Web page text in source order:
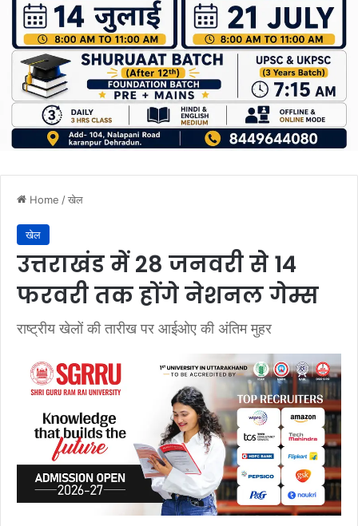
Home /खेल
खेल
उत्तराखंड में 28 जनवरी से 14
फरवरी तक होंगे नेशनल गेम्स
राष्ट्रीय खेलों की तारीख पर आईओए की अंतिम मुहर